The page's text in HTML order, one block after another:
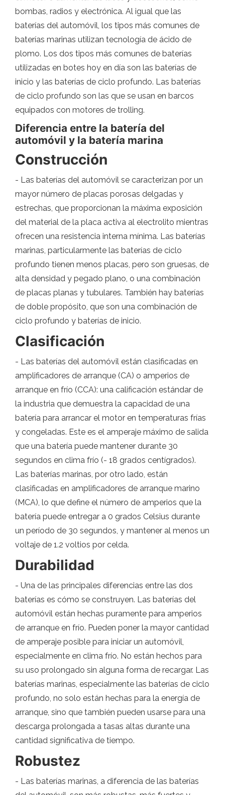
bombas, radios y electrónica. Al igual que las
baterías del automóvil, los tipos más comunes de
baterías marinas utilizan tecnología de ácido de
plomo. Los dos tipos más comunes de baterías
utilizadas en botes hoy en día son las baterías de
inicio y las baterías de ciclo profundo. Las baterías
de ciclo profundo son las que se usan en barcos
equipados con motores de trolling.
Diferencia entre la batería del
automóvil y la batería marina
Construcción
- Las baterías del automóvil se caracterizan por un
mayor número de placas porosas delgadas y
estrechas, que proporcionan la máxima exposición
del material de la placa activa al electrolito mientras
ofrecen una resistencia interna mínima. Las baterías
marinas, particularmente las baterías de ciclo
profundo tienen menos placas, pero son gruesas, de
alta densidad y pegado plano, o una combinación
de placas planas y tubulares. También hay baterías
de doble propósito, que son una combinación de
ciclo profundo y baterías de inicio.
Clasificación
- Las baterías del automóvil están clasificadas en
amplificadores de arranque (CA) o amperios de
arranque en frío (CCA): una calificación estándar de
la industria que demuestra la capacidad de una
batería para arrancar el motor en temperaturas frías
y congeladas. Este es el amperaje máximo de salida
que una batería puede mantener durante 30
segundos en clima frío (- 18 grados centígrados).
Las baterías marinas, por otro lado, están
clasificadas en amplificadores de arranque marino
(MCA), lo que define el número de amperios que la
batería puede entregar a 0 grados Celsius durante
un período de 30 segundos, y mantener al menos un
voltaje de 1.2 voltios por celda.
Durabilidad
- Una de las principales diferencias entre las dos
baterías es cómo se construyen. Las baterías del
automóvil están hechas puramente para amperios
de arranque en frío. Pueden poner la mayor cantidad
de amperaje posible para iniciar un automóvil,
especialmente en clima frío. No están hechos para
su uso prolongado sin alguna forma de recargar. Las
baterías marinas, especialmente las baterías de ciclo
profundo, no solo están hechas para la energía de
arranque, sino que también pueden usarse para una
descarga prolongada a tasas altas durante una
cantidad significativa de tiempo.
Robustez
- Las baterías marinas, a diferencia de las baterías